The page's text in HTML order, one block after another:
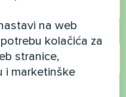
na web
kolačića za
stranice,
i marketinške